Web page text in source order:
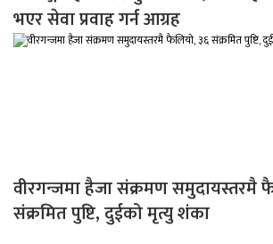
भएर सेवा प्रवाह गर्न आग्रह
वीरगन्जमा हैजा संक्रमण समुदायस्तरमै
संक्रमित पुष्टि, दुईको मृत्यु शंका